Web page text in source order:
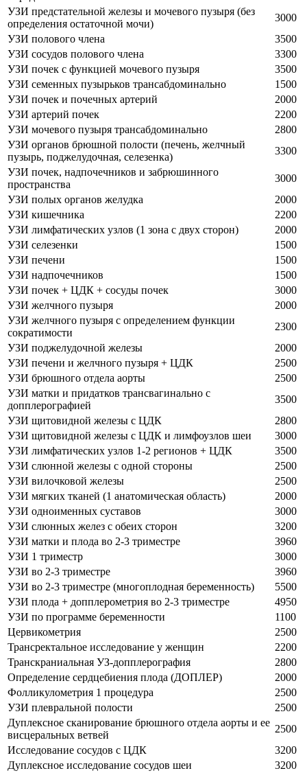
УЗИ предстательной железы и мочевого пузыря (без
определения остаточной мочи)
3000
УЗИ полового члена
3500
УЗИ сосудов полового члена
3300
УЗИ почек с функцией мочевого пузыря
3500
УЗИ семенных пузырьков трансабдоминально
1500
УЗИ почек и почечных артерий
2000
УЗИ артерий почек
2200
УЗИ мочевого пузыря трансабдоминально
2800
УЗИ органов брюшной полости (печень, желчный
пузырь, поджелудочная, селезенка)
3300
УЗИ почек, надпочечников и забрюшинного
пространства
3000
УЗИ полых органов желудка
2000
УЗИ кишечника
2200
УЗИ лимфатических узлов (1 зона с двух сторон)
2000
УЗИ селезенки
1500
УЗИ печени
1500
УЗИ надпочечников
1500
УЗИ почек + ЦДК + сосуды почек
3000
УЗИ желчного пузыря
2000
УЗИ желчного пузыря с определением функции
сократимости
2300
УЗИ поджелудочной железы
2000
УЗИ печени и желчного пузыря + ЦДК
2500
УЗИ брюшного отдела аорты
2500
УЗИ матки и придатков трансвагинально с
допплерографией
3500
УЗИ щитовидной железы с ЦДК
2800
УЗИ щитовидной железы с ЦДК и лимфоузлов шеи
3000
УЗИ лимфатических узлов 1-2 регионов + ЦДК
3500
УЗИ слюнной железы с одной стороны
2500
УЗИ вилочковой железы
2500
УЗИ мягких тканей (1 анатомическая область)
2000
УЗИ одноименных суставов
3000
УЗИ слюнных желез с обеих сторон
3200
УЗИ матки и плода во 2-3 триместре
3960
УЗИ 1 триместр
3000
УЗИ во 2-3 триместре
3960
УЗИ во 2-3 триместре (многоплодная беременность)
5500
УЗИ плода + допплерометрия во 2-3 триместре
4950
УЗИ по программе беременности
1100
Цервикометрия
2500
Трансректальное исследование у женщин
2200
Транскраниальная УЗ-допплерография
2800
Определение сердцебиения плода (ДОПЛЕР)
2000
Фолликулометрия 1 процедура
2500
УЗИ плевральной полости
2500
Дуплексное сканирование брюшного отдела аорты и ее
висцеральных ветвей
2500
Исследование сосудов с ЦДК
3200
Дуплексное исследование сосудов шеи
3200